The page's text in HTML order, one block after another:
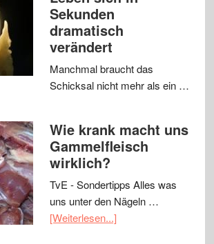
Sekunden
dramatisch
verändert
Manchmal braucht das
Schicksal nicht mehr als ein …
Wie krank macht uns
Gammelfleisch
wirklich?
TvE - Sondertipps Alles was
uns unter den Nägeln …
[Weiterlesen...]